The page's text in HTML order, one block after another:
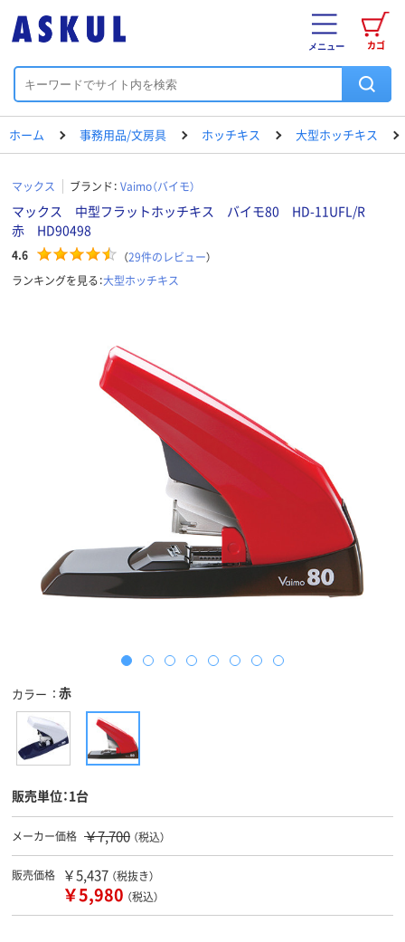
カゴ
メニュー
ホーム 事務用品/文房具 ホッチキス 大型ホッチキス
マックス ブランド： Vaimo（バイモ）
マックス 中型フラットホッチキス バイモ80 HD-11UFL/R
赤 HD90498
4.6 （29件のレビュー）
ランキングを見る：大型ホッチキス
カラー 赤
販売単位：1台
メーカー価格 ￥7,700 （税込）
販売価格 ￥5,437 （税抜き）
￥5,980 （税込）